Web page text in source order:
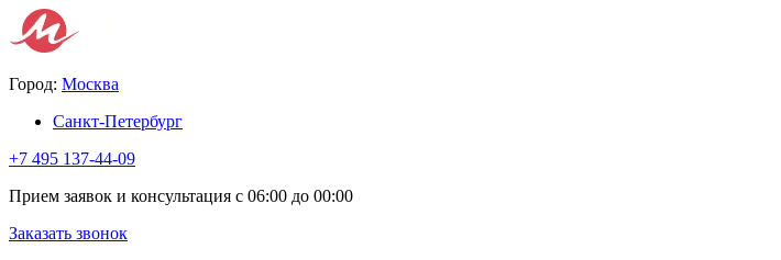
Город: Москва
Санкт-Петербург
+7 495 137-44-09
Прием заявок и консультация с 06:00 до 00:00
Заказать звонок